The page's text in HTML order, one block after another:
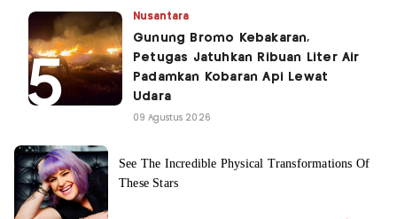
Nusantara
Gunung Bromo Kebakaran,
Petugas Jatuhkan Ribuan Liter Air
Padamkan Kobaran Api Lewat
Udara
09 Agustus 2026